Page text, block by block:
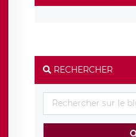
RECHERCHER